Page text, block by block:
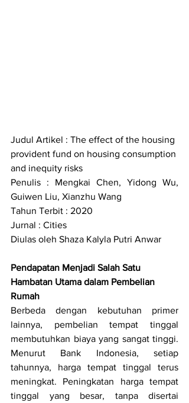
Judul Artikel : The effect of the housing
provident fund on housing consumption
and inequity risks
Penulis : Mengkai Chen, Yidong Wu,
Guiwen Liu, Xianzhu Wang
Tahun Terbit : 2020
Jurnal : Cities
Diulas oleh Shaza Kalyla Putri Anwar
Pendapatan Menjadi Salah Satu
Hambatan Utama dalam Pembelian
Rumah
Berbeda dengan kebutuhan primer
lainnya, pembelian tempat tinggal
membutuhkan biaya yang sangat tinggi.
Menurut Bank Indonesia, setiap
tahunnya, harga tempat tinggal terus
meningkat. Peningkatan harga tempat
tinggal yang besar, tanpa disertai